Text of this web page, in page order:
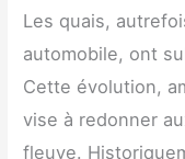
Les quais,
automobile, ont
Cette évolution,
vise à redonner
fleuve.